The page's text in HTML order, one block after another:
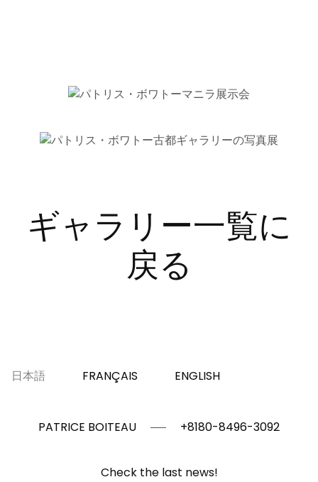
ギャラリー一覧に
戻る
日本語 FRANÇAIS ENGLISH
PATRICE BOITEAU +8180-8496-3092
Check the last news!